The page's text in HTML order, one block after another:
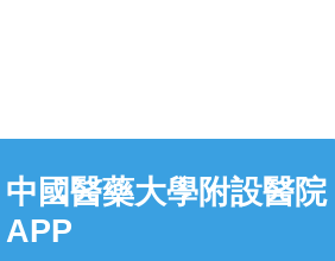
中國醫藥大學附設醫院
APP